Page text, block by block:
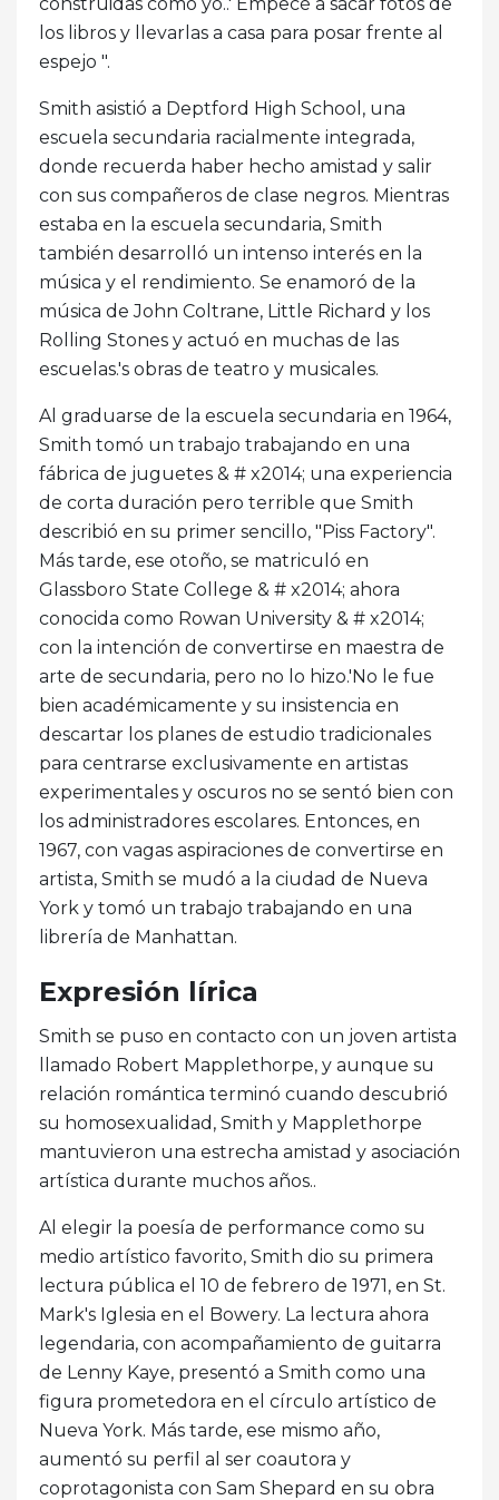
los libros y llevarlas a casa para posar frente al
espejo ".
Smith asistió a Deptford High School, una
escuela secundaria racialmente integrada,
donde recuerda haber hecho amistad y salir
con sus compañeros de clase negros. Mientras
estaba en la escuela secundaria, Smith
también desarrolló un intenso interés en la
música y el rendimiento. Se enamoró de la
música de John Coltrane, Little Richard y los
Rolling Stones y actuó en muchas de las
escuelas.'s obras de teatro y musicales.
Al graduarse de la escuela secundaria en 1964,
Smith tomó un trabajo trabajando en una
fábrica de juguetes & # x2014; una experiencia
de corta duración pero terrible que Smith
describió en su primer sencillo, "Piss Factory".
Más tarde, ese otoño, se matriculó en
Glassboro State College & # x2014; ahora
conocida como Rowan University & # x2014;
con la intención de convertirse en maestra de
arte de secundaria, pero no lo hizo.'No le fue
bien académicamente y su insistencia en
descartar los planes de estudio tradicionales
para centrarse exclusivamente en artistas
experimentales y oscuros no se sentó bien con
los administradores escolares. Entonces, en
1967, con vagas aspiraciones de convertirse en
artista, Smith se mudó a la ciudad de Nueva
York y tomó un trabajo trabajando en una
librería de Manhattan.
Expresión lírica
Smith se puso en contacto con un joven artista
llamado Robert Mapplethorpe, y aunque su
relación romántica terminó cuando descubrió
su homosexualidad, Smith y Mapplethorpe
mantuvieron una estrecha amistad y asociación
artística durante muchos años..
Al elegir la poesía de performance como su
medio artístico favorito, Smith dio su primera
lectura pública el 10 de febrero de 1971, en St.
Mark's Iglesia en el Bowery. La lectura ahora
legendaria, con acompañamiento de guitarra
de Lenny Kaye, presentó a Smith como una
figura prometedora en el círculo artístico de
Nueva York. Más tarde, ese mismo año,
aumentó su perfil al ser coautora y
coprotagonista con Sam Shepard en su obra